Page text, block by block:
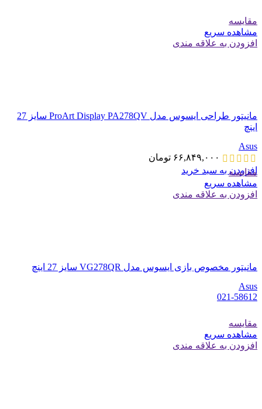
مقایسه
مشاهده سریع
افزودن به علاقه مندی
مانیتور طراحی ایسوس مدل ProArt Display PA278QV سایز 27
اینچ
Asus
۶۶,۸۴۹,۰۰۰ تومان
افزودن به سبد خرید
مقایسه
مشاهده سریع
افزودن به علاقه مندی
مانیتور مخصوص بازی ایسوس مدل VG278QR سایز 27 اینچ
Asus
021-58612
مقایسه
مشاهده سریع
افزودن به علاقه مندی